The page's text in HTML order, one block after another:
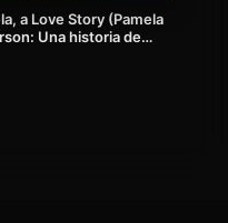
a Love Story (Pamela
Una historia de